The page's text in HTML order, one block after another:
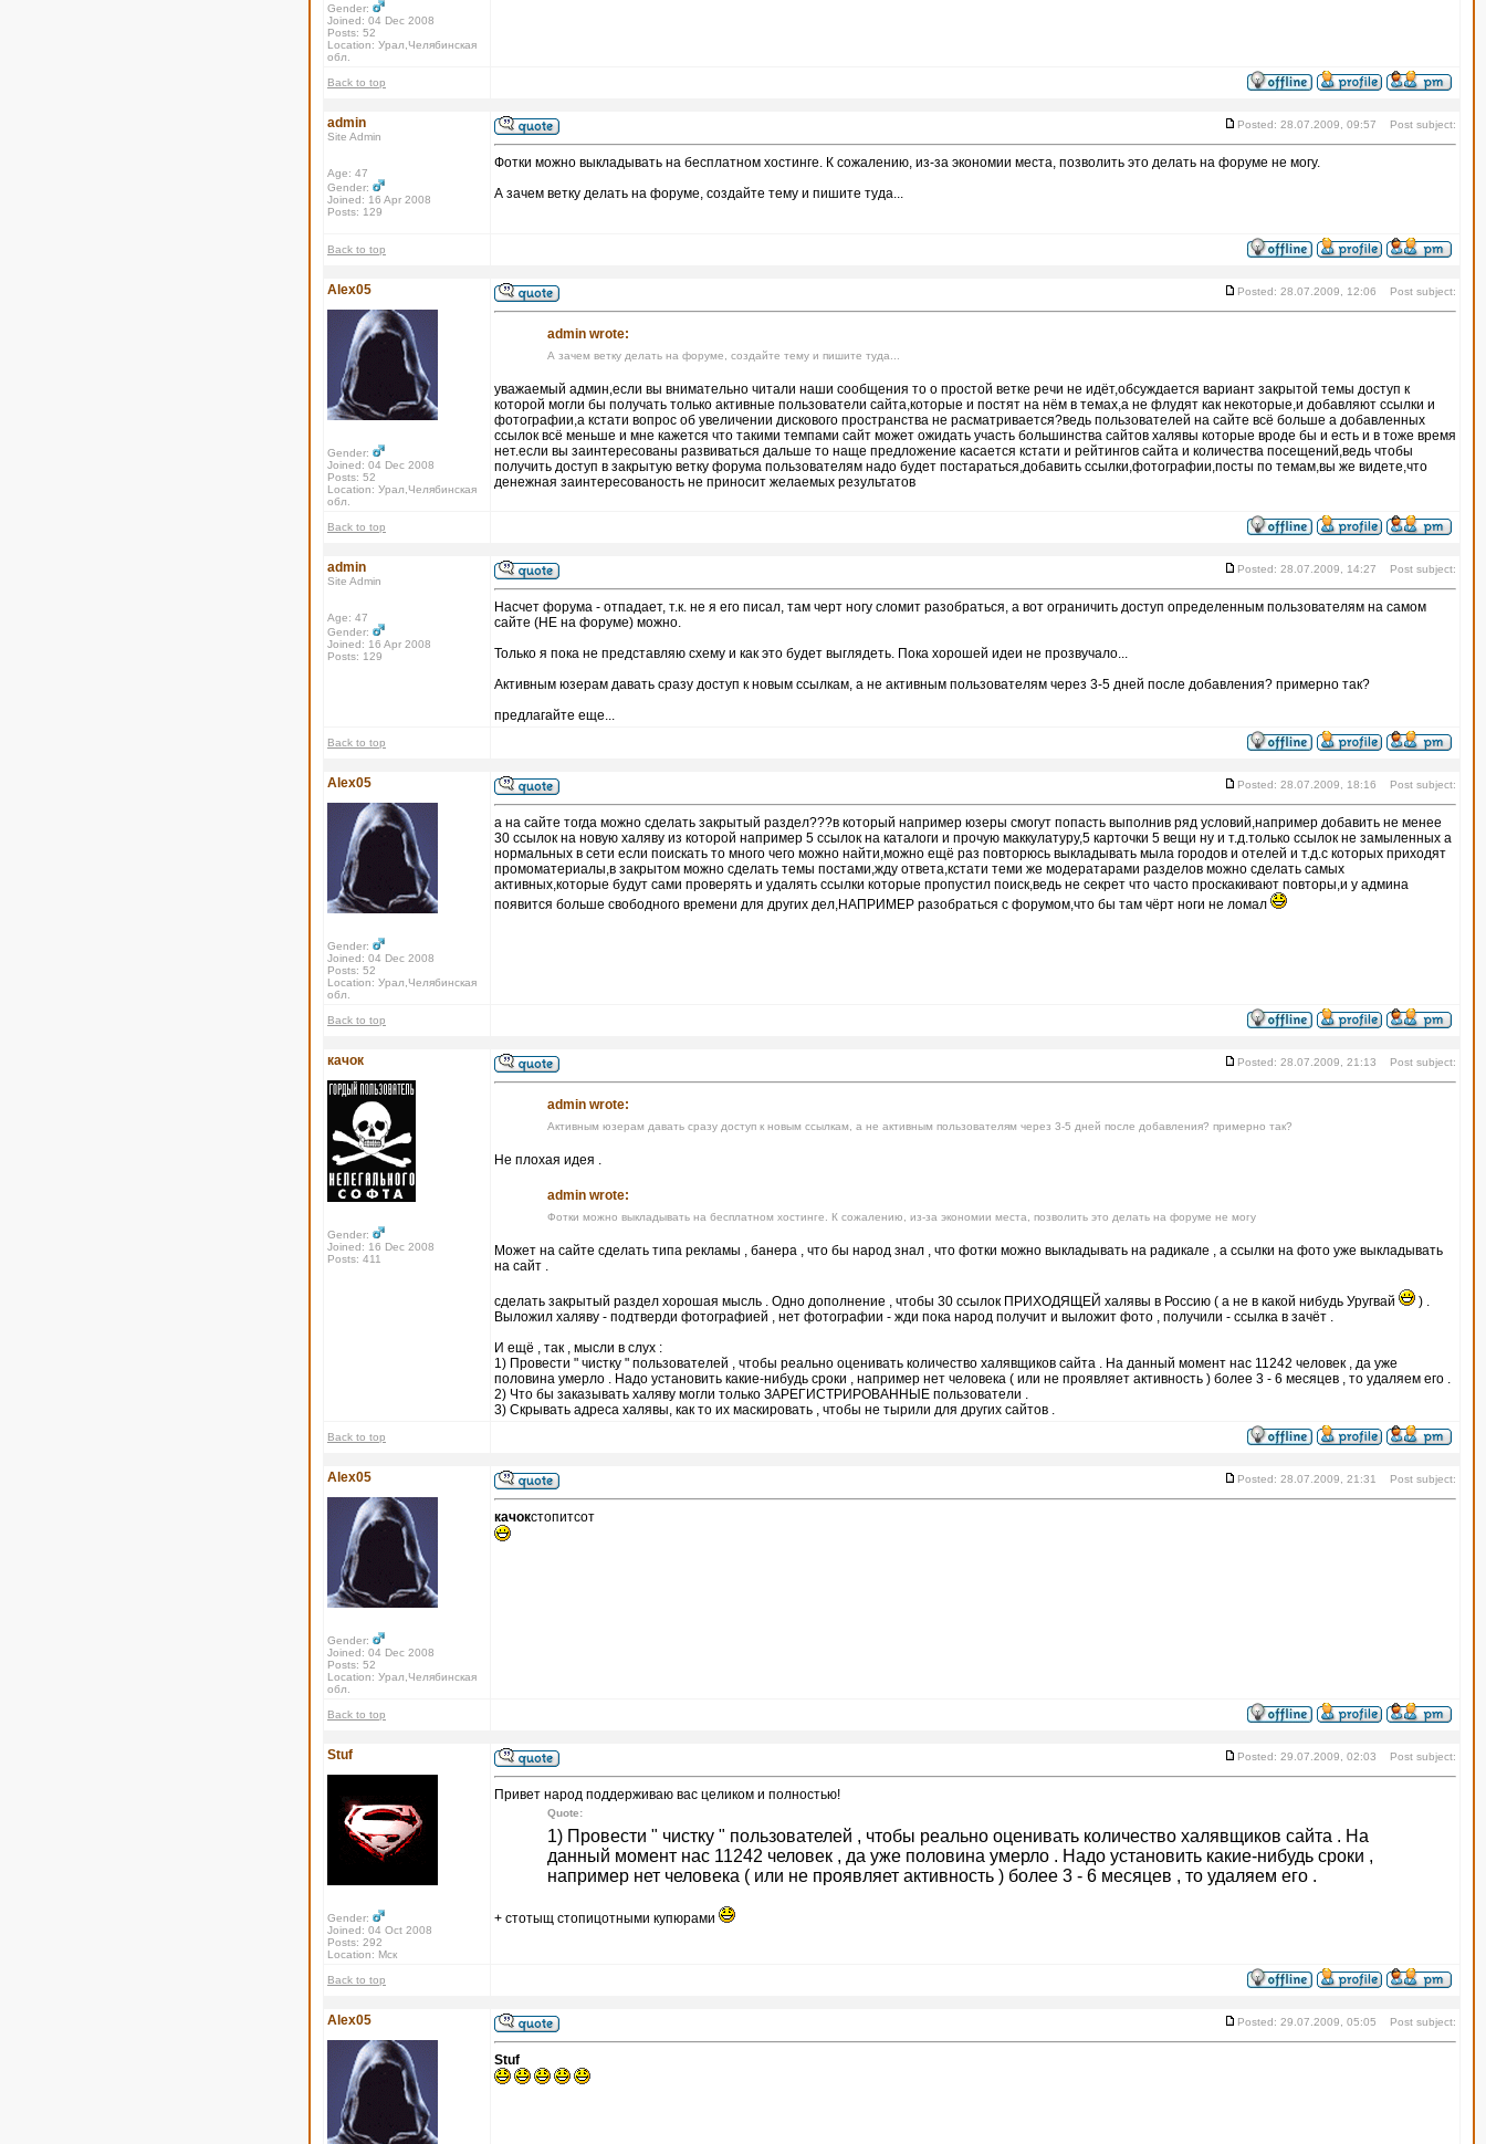
Gender:
Joined: 04 Dec 2008
Posts: 52
Location: Урал,Челябинская
обл.
Back to top
admin
Site Admin
Age: 47
Gender:
Joined: 16 Apr 2008
Posts: 129
Posted: 28.07.2009, 09:57 Post subject:
Фотки можно выкладывать на бесплатном хостинге. К сожалению, из-за экономии места, позволить это делать на форуме не могу.
А зачем ветку делать на форуме, создайте тему и пишите туда...
Back to top
Alex05
Gender:
Joined: 04 Dec 2008
Posts: 52
Location: Урал,Челябинская
обл.
Posted: 28.07.2009, 12:06 Post subject:
admin wrote:
А зачем ветку делать на форуме, создайте тему и пишите туда...
уважаемый админ,если вы внимательно читали наши сообщения то о простой ветке речи не идёт,обсуждается вариант закрытой темы доступ к
которой могли бы получать только активные пользователи сайта,которые и постят на нём в темах,а не флудят как некоторые,и добавляют ссылки и
фотографии,а кстати вопрос об увеличении дискового пространства не расматривается?ведь пользователей на сайте всё больше а добавленных
ссылок всё меньше и мне кажется что такими темпами сайт может ожидать участь большинства сайтов халявы которые вроде бы и есть и в тоже время
нет.если вы заинтересованы развиваться дальше то наще предложение касается кстати и рейтингов сайта и количества посещений,ведь чтобы
получить доступ в закрытую ветку форума пользователям надо будет постараться,добавить ссылки,фотографии,посты по темам,вы же видете,что
денежная заинтересованость не приносит желаемых результатов
Back to top
admin
Site Admin
Age: 47
Gender:
Joined: 16 Apr 2008
Posts: 129
Posted: 28.07.2009, 14:27 Post subject:
Насчет форума - отпадает, т.к. не я его писал, там черт ногу сломит разобраться, а вот ограничить доступ определенным пользователям на самом
сайте (НЕ на форуме) можно.
Только я пока не представляю схему и как это будет выглядеть. Пока хорошей идеи не прозвучало...
Активным юзерам давать сразу доступ к новым ссылкам, а не активным пользователям через 3-5 дней после добавления? примерно так?
предлагайте еще...
Back to top
Alex05
Gender:
Joined: 04 Dec 2008
Posts: 52
Location: Урал,Челябинская
обл.
Posted: 28.07.2009, 18:16 Post subject:
а на сайте тогда можно сделать закрытый раздел???в который например юзеры смогут попасть выполнив ряд условий,например добавить не менее
30 ссылок на новую халяву из которой например 5 ссылок на каталоги и прочую маккулатуру,5 карточки 5 вещи ну и т.д.только ссылок не замыленных а
нормальных в сети если поискать то много чего можно найти,можно ещё раз повторюсь выкладывать мыла городов и отелей и т.д.с которых приходят
промоматериалы,в закрытом можно сделать темы постами,жду ответа,кстати теми же модератарами разделов можно сделать самых
активных,которые будут сами проверять и удалять ссылки которые пропустил поиск,ведь не секрет что часто проскакивают повторы,и у админа
появится больше свободного времени для других дел,НАПРИМЕР разобраться с форумом,что бы там чёрт ноги не ломал
Back to top
качок
Gender:
Joined: 16 Dec 2008
Posts: 411
Posted: 28.07.2009, 21:13 Post subject:
admin wrote:
Активным юзерам давать сразу доступ к новым ссылкам, а не активным пользователям через 3-5 дней после добавления? примерно так?
Не плохая идея .
admin wrote:
Фотки можно выкладывать на бесплатном хостинге. К сожалению, из-за экономии места, позволить это делать на форуме не могу
Может на сайте сделать типа рекламы , банера , что бы народ знал , что фотки можно выкладывать на радикале , а ссылки на фото уже выкладывать
на сайт .
сделать закрытый раздел хорошая мысль . Одно дополнение , чтобы 30 ссылок ПРИХОДЯЩЕЙ халявы в Россию ( а не в какой нибудь Уругвай
) .
Выложил халяву - подтверди фотографией , нет фотографии - жди пока народ получит и выложит фото , получили - ссылка в зачёт .
И ещё , так , мысли в слух :
1) Провести " чистку " пользователей , чтобы реально оценивать количество халявщиков сайта . На данный момент нас 11242 человек , да уже
половина умерло . Надо установить какие-нибудь сроки , например нет человека ( или не проявляет активность ) более 3 - 6 месяцев , то удаляем его .
2) Что бы заказывать халяву могли только ЗАРЕГИСТРИРОВАННЫЕ пользователи .
3) Скрывать адреса халявы, как то их маскировать , чтобы не тырили для других сайтов .
Back to top
Alex05
Gender:
Joined: 04 Dec 2008
Posts: 52
Location: Урал,Челябинская
обл.
Posted: 28.07.2009, 21:31 Post subject:
качокстопитсот
Back to top
Stuf
Gender:
Joined: 04 Oct 2008
Posts: 292
Location: Мск
Posted: 29.07.2009, 02:03 Post subject:
Привет народ поддерживаю вас целиком и полностью!
Quote:
1) Провести " чистку " пользователей , чтобы реально оценивать количество халявщиков сайта . На
данный момент нас 11242 человек , да уже половина умерло . Надо установить какие-нибудь сроки ,
например нет человека ( или не проявляет активность ) более 3 - 6 месяцев , то удаляем его .
+ стотыщ стопицотными купюрами
Back to top
Alex05 Posted: 29.07.2009, 05:05 Post subject:
Stuf